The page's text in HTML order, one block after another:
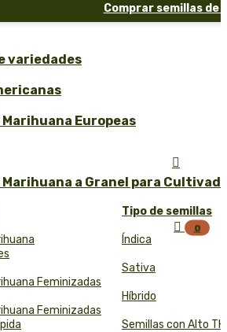
Comprar semillas de
variedades
Europeas
Marihuana a Granel para
Feminizadas
Feminizadas
Tipo de semillas
Índica
Sativa
Híbrido
Semillas con Alto

 0